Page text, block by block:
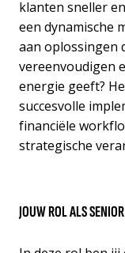
klanten sneller
een dynamische
aan oplossingen
vereenvoudigen
energie geeft?
succesvolle
financiële
strategische
JOUW ROL ALS